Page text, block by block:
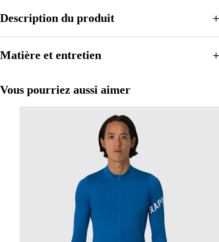
Description du produit
Matière et entretien
Vous pourriez aussi aimer